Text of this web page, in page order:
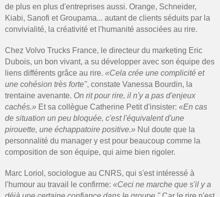
de plus en plus d'entreprises aussi. Orange, Schneider,
Kiabi, Sanofi et Groupama... autant de clients séduits par la
convivialité, la créativité et l'humanité associées au rire.
Chez Volvo Trucks France, le directeur du marketing Eric
Dubois, un bon vivant, a su développer avec son équipe des
liens différents grâce au rire. «Cela crée une complicité et
une cohésion très forte", constate Vanessa Bourdin, la
trentaine avenante. On rit pour rire, il n'y a pas d'enjeux
cachés.» Et sa collègue Catherine Petit d'insister: «En cas
de situation un peu bloquée, c'est l'équivalent d'une
pirouette, une échappatoire positive.» Nul doute que la
personnalité du manager y est pour beaucoup comme la
composition de son équipe, qui aime bien rigoler.
Marc Loriol, sociologue au CNRS, qui s'est intéressé à
l'humour au travail le confirme: «Ceci ne marche que s'il y a